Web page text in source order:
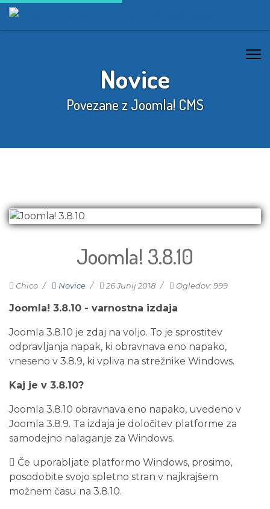
Novice
Povezane z Joomla! CMS
Joomla! 3.8.10
Chico Novice 26 Junij 2018 Ogledov: 999
Joomla! 3.8.10 - varnostna izdaja
Joomla 3.8.10 je zdaj na voljo. To je sprostitev
odpravljanja napak, ki obravnava eno napako,
vneseno v 3.8.9, ki vpliva na strežnike Windows.
Kaj je v 3.8.10?
Joomla 3.8.10 obravnava eno napako, uvedeno v
Joomla 3.8.9. Ta izdaja je določitev platforme za
samodejno nalaganje za Windows.
Če uporabljate platformo Windows, prosimo,
posodobite svojo spletno stran v najkrajšem
možnem času na 3.8.10.